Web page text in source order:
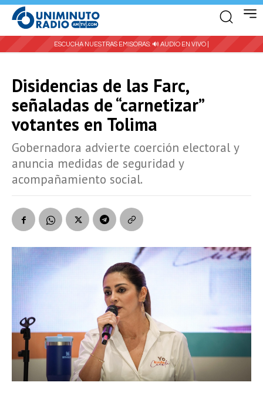
ESCUCHA NUESTRAS EMISORAS: 🔊 AUDIO EN VIVO |
Disidencias de las Farc,
señaladas de “carnetizar”
votantes en Tolima
Gobernadora advierte coerción electoral y
anuncia medidas de seguridad y
acompañamiento social.